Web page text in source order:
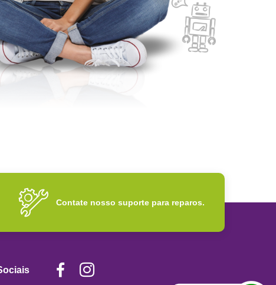
Contate nosso suporte para reparos.